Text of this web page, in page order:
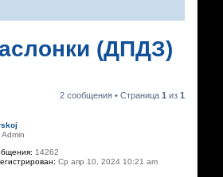
(ДПДЗ)
2 сообщения • Страница 1 из 1
Admin
14262
Ср апр 10, 2024 10:21 am